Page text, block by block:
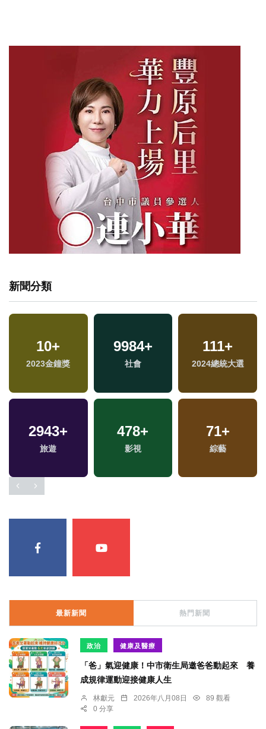
新聞分類
10+
2023金鐘獎
9984+
社會
111+
2024總統大選
2943+
旅遊
478+
影視
71+
綜藝
1221
運動
504+
兩岸
最新新聞 熱門新聞
政治 健康及醫療
「爸」氣迎健康！中市衛生局邀爸爸動起來 養
成規律運動迎接健康人生
林獻元 2026年八月08日
89 觀看
0 分享